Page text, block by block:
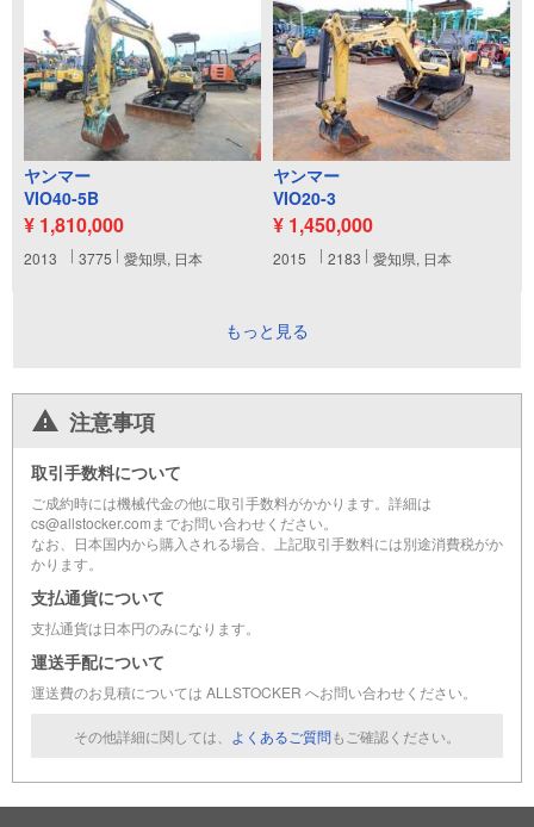
ヤンマー
VIO40-5B
¥ 1,810,000
2013 3775 愛知県, 日本
ヤンマー
VIO20-3
¥ 1,450,000
2015 2183 愛知県, 日本
もっと見る
注意事項
取引手数料について
ご成約時には機械代金の他に取引手数料がかかります。詳細は
cs@allstocker.comまでお問い合わせください。
なお、日本国内から購入される場合、上記取引手数料には別途消費税がか
かります。
支払通貨について
支払通貨は日本円のみになります。
運送手配について
運送費のお見積については ALLSTOCKER へお問い合わせください。
その他詳細に関しては、 よくあるご質問もご確認ください。